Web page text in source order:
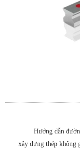
Hướng dẫn đường
xây dựng thép không